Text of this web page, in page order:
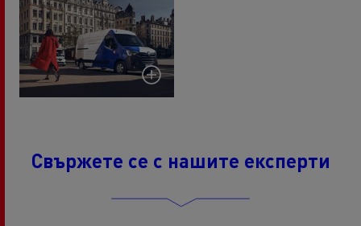
Свържете се с нашите експерти